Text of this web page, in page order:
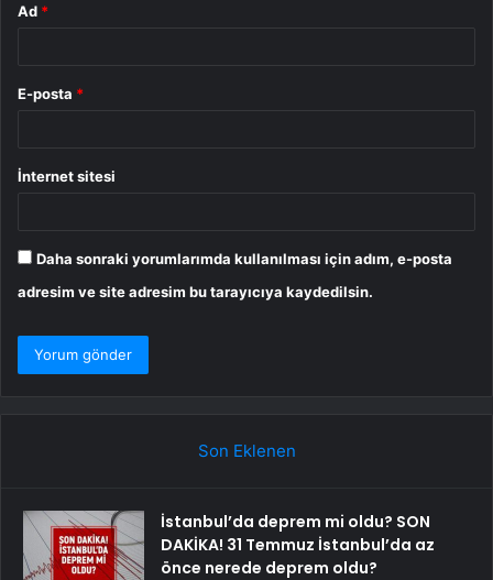
Ad *
E-posta *
İnternet sitesi
Daha sonraki yorumlarımda kullanılması için adım, e-posta
adresim ve site adresim bu tarayıcıya kaydedilsin.
Son Eklenen
İstanbul’da deprem mi oldu? SON
DAKİKA! 31 Temmuz İstanbul’da az
önce nerede deprem oldu?